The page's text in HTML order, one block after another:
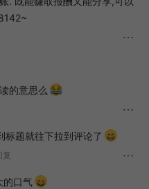
的意思么
标题就往下拉到评论了
复
的口气